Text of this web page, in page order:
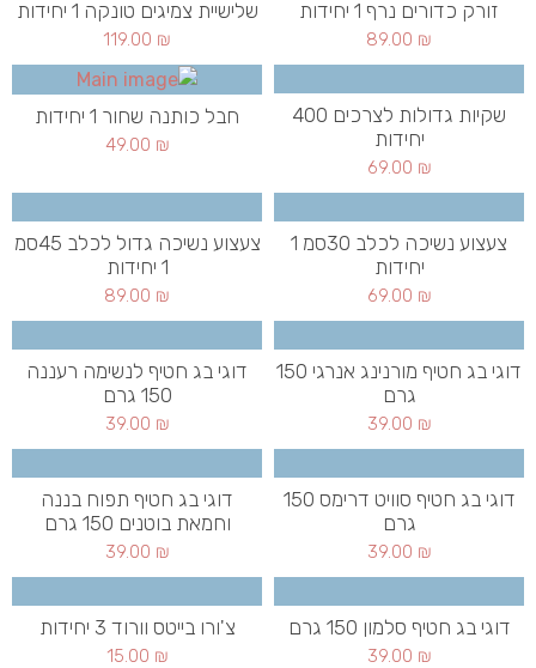
זורק כדורים נרף 1 יחידות
89.00 ₪
שלישיית צמיגים טונקה 1 יחידות
119.00 ₪
שקיות גדולות לצרכים 400
יחידות
69.00 ₪
חבל כותנה שחור 1 יחידות
49.00 ₪
צעצוע נשיכה לכלב 30סמ 1
יחידות
69.00 ₪
צעצוע נשיכה גדול לכלב 45סמ
1 יחידות
89.00 ₪
דוגי בג חטיף מורנינג אנרגי 150
גרם
39.00 ₪
דוגי בג חטיף לנשימה רעננה
150 גרם
39.00 ₪
דוגי בג חטיף סוויט דרימס 150
גרם
39.00 ₪
דוגי בג חטיף תפוח בננה
וחמאת בוטנים 150 גרם
39.00 ₪
דוגי בג חטיף סלמון 150 גרם
39.00 ₪
צ'ורו בייטס וורוד 3 יחידות
15.00 ₪